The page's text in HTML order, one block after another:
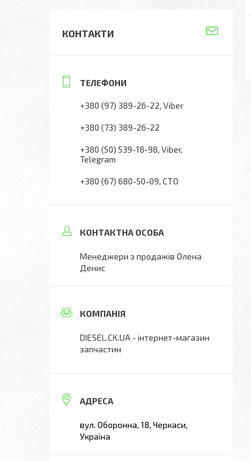
КОНТАКТИ
+380 (97) 389-26-22 Viber
+380 (73) 389-26-22
+380 (50) 539-18-98 Viber,
Telegram
+380 (67) 680-50-09 СТО
Менеджери з продажів Олена
Денис
DIESEL.CK.UA - інтернет-магазин
запчастин
вул. Оборонна, 18, Черкаси,
Україна